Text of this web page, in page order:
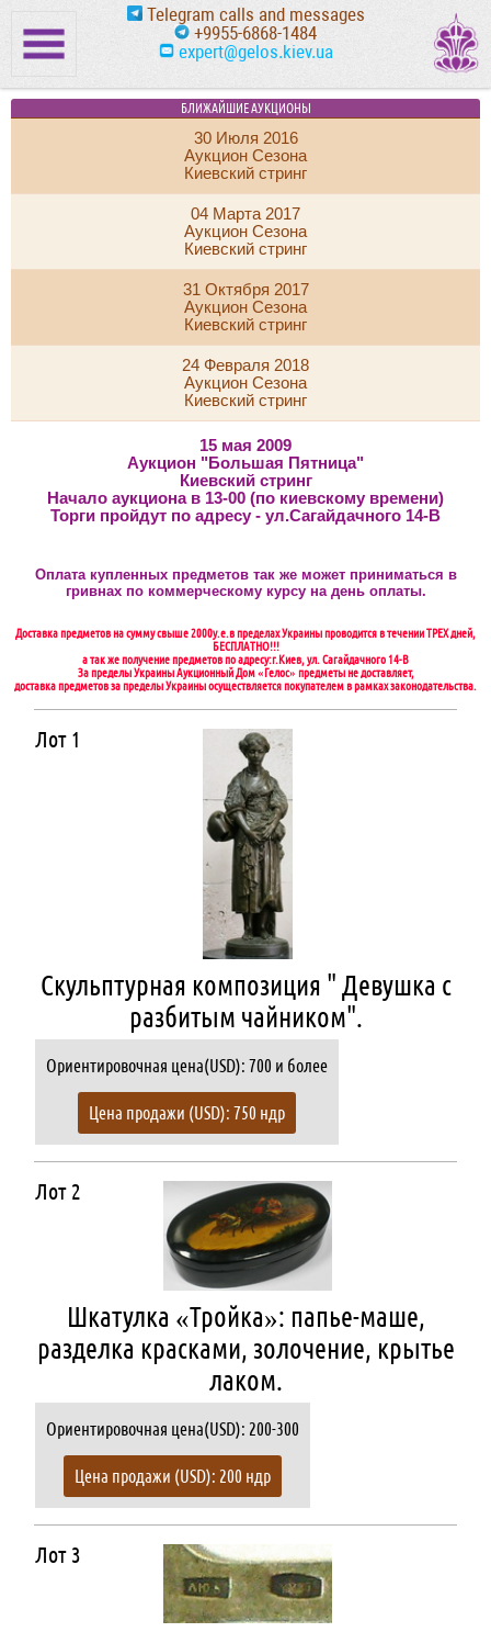
Telegram calls and messages
+9955-6868-1484
expert@gelos.kiev.ua
БЛИЖАЙШИЕ АУКЦИОНЫ
30 Июля 2016
Аукцион Сезона
Киевский стринг
04 Марта 2017
Аукцион Сезона
Киевский стринг
31 Октября 2017
Аукцион Сезона
Киевский стринг
24 Февраля 2018
Аукцион Сезона
Киевский стринг
15 мая 2009
Аукцион "Большая Пятница"
Киевский стринг
Начало аукциона в 13-00 (по киевскому времени)
Торги пройдут по адресу - ул.Сагайдачного 14-В
Оплата купленных предметов так же может приниматься в
гривнах по коммерческому курсу на день оплаты.
Доставка предметов на сумму свыше 2000у.е.в пределах Украины проводится в течении ТРЕХ дней,
БЕСПЛАТНО!!!
а так же получение предметов по адресу:г.Киев, ул. Сагайдачного 14-В
За пределы Украины Аукционный Дом «Гелос» предметы не доставляет,
доставка предметов за пределы Украины осуществляется покупателем в рамках законодательства.
Лот 1
Скульптурная композиция " Девушка с
разбитым чайником".
Ориентировочная цена(USD): 700 и более
Цена продажи (USD): 750 ндр
Лот 2
Шкатулка «Тройка»: папье-маше,
разделка красками, золочение, крытье
лаком.
Ориентировочная цена(USD): 200-300
Цена продажи (USD): 200 ндр
Лот 3